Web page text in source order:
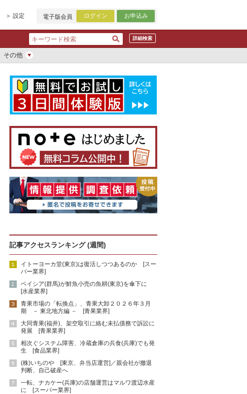
設定 電子版会員 ログイン お申込み
詳細検索
その他
記事アクセスランキング (週間)
イトーヨーカ堂(東京)は復活しつつあるのか [スー
パー業界]
ベイシア(群馬)が鮮魚小売の魚耕(東京)を傘下に
[水産業界]
青果市場の「転換点」、青果大卸２０２６年３月
期 － 東北地方編 － [青果業界]
大同青果(福井)、架空取引に絡む未払債務で訴訟に
発展 [青果業界]
相次ぐシステム障害、冷蔵倉庫の兵食(兵庫)でも発
生 [食品業界]
(株)いちのや [東京、弁当店運営]／親会社が撤退
判断、自己破産へ
一転、ナカケー(兵庫)の店舗運営はマルワ渡辺水産
に [スーパー業界]